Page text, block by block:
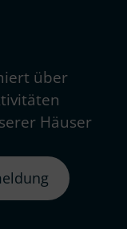
über
Häuser